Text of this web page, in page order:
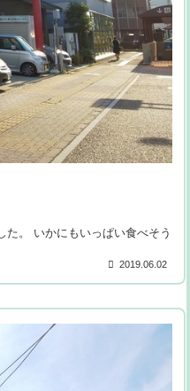
。 いかにもいっぱい食べそう
2019.06.02